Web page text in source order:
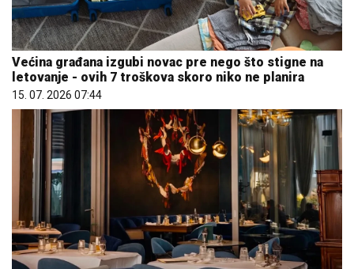
Većina građana izgubi novac pre nego što stigne na
letovanje - ovih 7 troškova skoro niko ne planira
15. 07. 2026 07:44